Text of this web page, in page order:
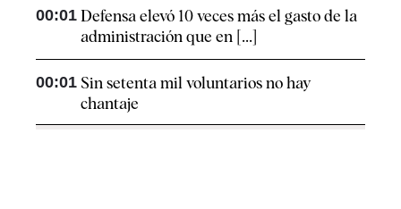
00:01 Defensa elevó 10 veces más el gasto de la
administración que en [...]
00:01 Sin setenta mil voluntarios no hay
chantaje